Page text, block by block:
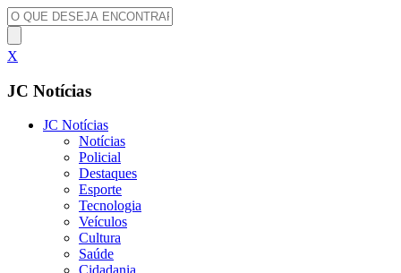
X
JC Notícias
JC Notícias
Notícias
Policial
Destaques
Esporte
Tecnologia
Veículos
Cultura
Saúde